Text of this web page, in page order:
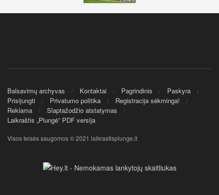
Balsavimų archyvas Kontaktai Pagrindinis
Paskyra
Prisijungti
Privatumo politika
Registracija sėkminga!
Reklama
Slaptažodžio atstatymas
Laikraštis „Plungė” PDF versija
Visos teisės saugomos © 2021 laikrastisplunge.lt